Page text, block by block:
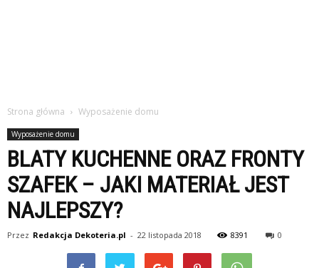
Strona główna Wyposażenie domu
Wyposażenie domu
BLATY KUCHENNE ORAZ FRONTY
SZAFEK – JAKI MATERIAŁ JEST
NAJLEPSZY?
Przez Redakcja Dekoteria.pl - 22 listopada 2018 8391 0